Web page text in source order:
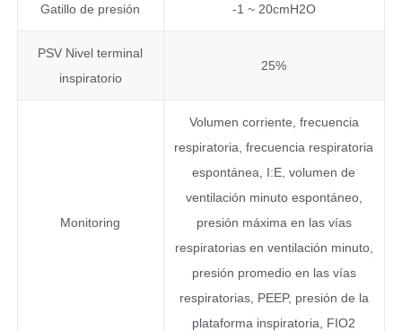
Gatillo de presión -1 ~ 20cmH2O
PSV Nivel terminal
inspiratorio
25%
Monitoring
Volumen corriente, frecuencia
respiratoria, frecuencia respiratoria
espontánea, I:E, volumen de
ventilación minuto espontáneo,
presión máxima en las vías
respiratorias en ventilación minuto,
presión promedio en las vías
respiratorias, PEEP, presión de la
plataforma inspiratoria, FIO2